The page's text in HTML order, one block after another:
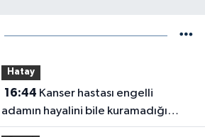
Hatay
16:44
adamın hayalini bile kuramadığı
evine kavuşunca döktüğü gözyaşı